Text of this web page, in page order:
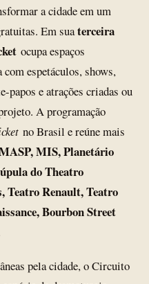
a cidade em um
Em suaterceira
ocupa espaços
espetáculos, shows,
papos e atrações criadas ou
A programação
no Brasil e reúne mais
MIS, Planetário
do Theatro
Renault, Teatro
Bourbon Street
pela cidade, o Circuito